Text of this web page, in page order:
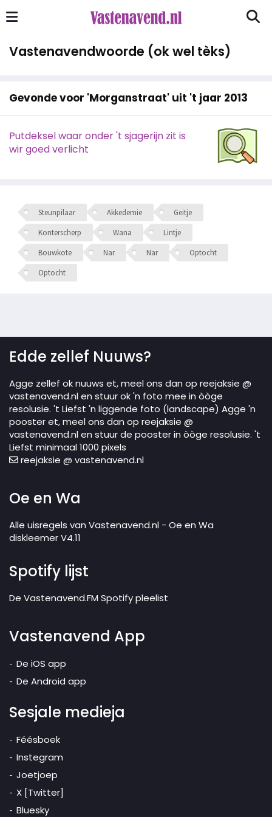
Vastenavendwoorde (ok wel tèks)
Gevonde voor 'Morganstraat' uit 't jaar 2013
Putdeksel waar onder 't sjagerijn zit is
wir goed verlicht
Steunpilaar Akkedemie
Geitje
Konterscherp
Wana
Lintje
Bouwkote
Nar Nar
Optocht
Optocht
Edde zellef Nuuws?
Agge zellef ok nuuws et, meel ons dan op reejaksie @
vastenavend.nl en stuur ok 'n foto mee in òòge
resolusie. 't Liefst 'n liggende foto (landscape) Agge 'n
pooster et, meel ons dan op reejaksie @
vastenavend.nl en stuur de pooster in òòge resolusie. 't
Liefst minimaal 1000 pixels
reejaksie @ vastenavend.nl
Oe en Wa
Alle uisregels van Vastenavend.nl - Oe en Wa
diskleemer V4.11
Spotify lijst
De Vastenavend.FM Spotify pleelist
Vastenavend App
De iOS app
De Android app
Sesjale medieja
Féésboek
Instegram
Joetjoep
X [Twitter]
Bluesky